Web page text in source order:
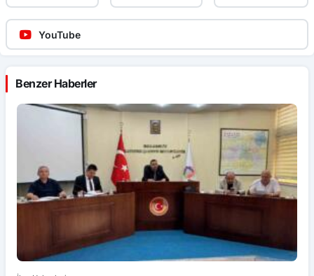
YouTube
Benzer Haberler